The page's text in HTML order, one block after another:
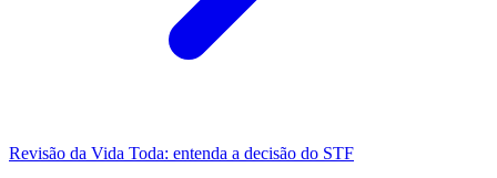
Revisão da Vida Toda: entenda a decisão do STF